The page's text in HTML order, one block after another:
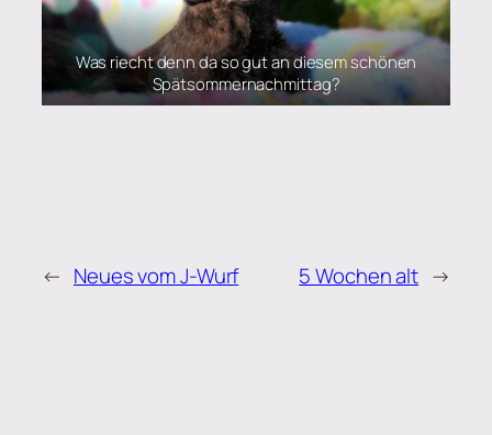
Was riecht denn da so gut an diesem schönen
Spätsommernachmittag?
← Neues vom J-Wurf 5 Wochen alt →